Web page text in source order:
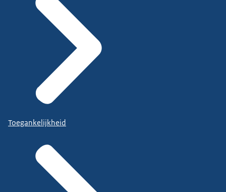
Toegankelijkheid